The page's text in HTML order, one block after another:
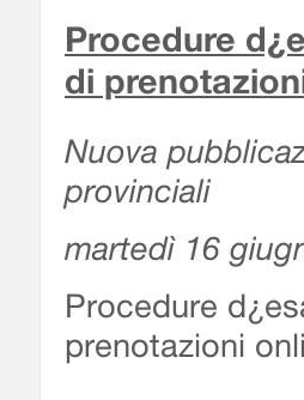
Procedure
di
Nuova
provinciali
martedì 16
Procedure
prenotazioni